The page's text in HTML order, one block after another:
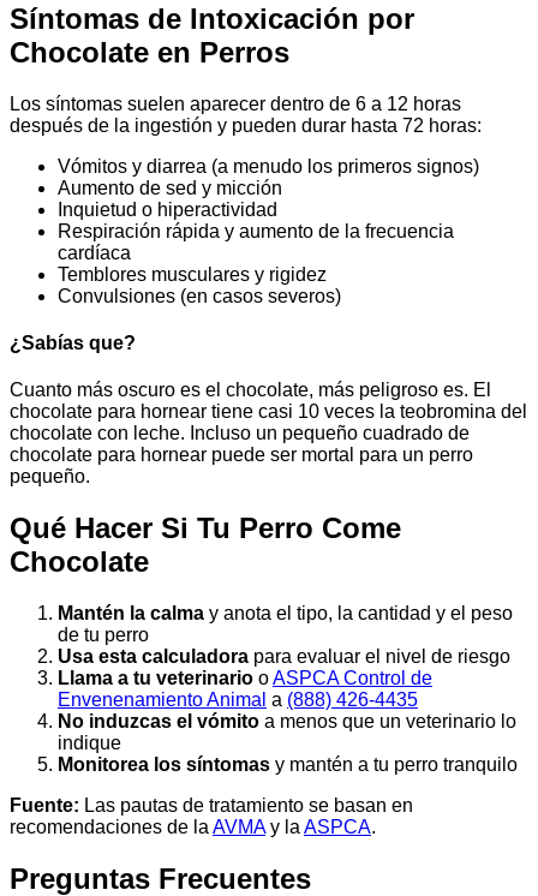
Síntomas de Intoxicación por
Chocolate en Perros
Los síntomas suelen aparecer dentro de 6 a 12 horas
después de la ingestión y pueden durar hasta 72 horas:
Vómitos y diarrea (a menudo los primeros signos)
Aumento de sed y micción
Inquietud o hiperactividad
Respiración rápida y aumento de la frecuencia
cardíaca
Temblores musculares y rigidez
Convulsiones (en casos severos)
¿Sabías que?
Cuanto más oscuro es el chocolate, más peligroso es. El
chocolate para hornear tiene casi 10 veces la teobromina del
chocolate con leche. Incluso un pequeño cuadrado de
chocolate para hornear puede ser mortal para un perro
pequeño.
Qué Hacer Si Tu Perro Come
Chocolate
Mantén la calma y anota el tipo, la cantidad y el peso
de tu perro
Usa esta calculadora para evaluar el nivel de riesgo
Llama a tu veterinario oASPCA Control de
Envenenamiento Animal a (888) 426-4435
No induzcas el vómito a menos que un veterinario lo
indique
Monitorea los síntomas y mantén a tu perro tranquilo
Fuente: Las pautas de tratamiento se basan en
recomendaciones de la AVMA y la ASPCA.
Preguntas Frecuentes